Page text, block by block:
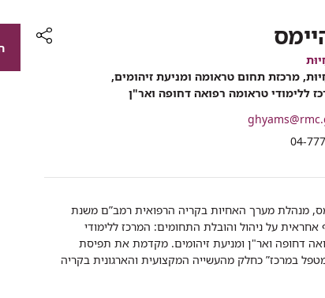
מרכזת תחום טראומה ומניעת זיהומים,
ללימודי טראומה רפואה דחופה ואר"ן
04-
מנהלת מערך האחיות בקריה הרפואית רמב”ם משנת
אחראית על ניהול והובלת התחומים: המרכז ללימודי
דחופה ואר"ן ומניעת זיהומים. מקדמת את תפיסת
במרכז” כחלק מהעשייה המקצועית והארגונית בקריה